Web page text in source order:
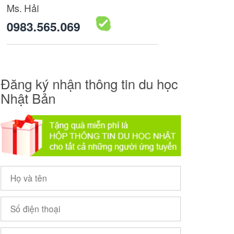
Ms. Hải
0983.565.069
Đăng ký nhận thông tin du học
Nhật Bản